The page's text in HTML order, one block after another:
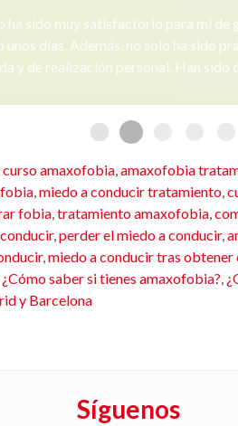
iniciativa en la gestión del curso de
Gracias Maribel, por la
por Nacho en el aspectos
curso amaxofobia,amaxofobia
,miedo a conducir tratamiento,
fobia,tratamiento amaxofobia,
,perder el miedo a conducir,
,miedo a conducir tras obtener
¿Cómo saber si tienes amaxofobia?,
y Barcelona
Síguenos